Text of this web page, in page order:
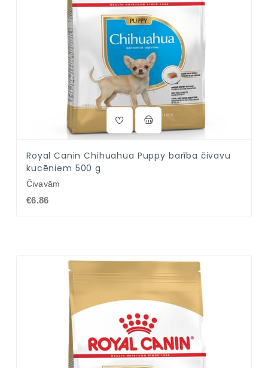
Royal Canin Chihuahua Puppy barība čivavu
kucēniem 500 g
Čivavām
€6.86